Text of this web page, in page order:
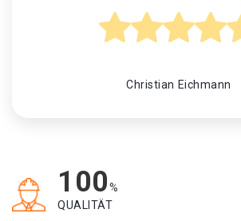
Christian Eichmann
100%
QUALITÄT